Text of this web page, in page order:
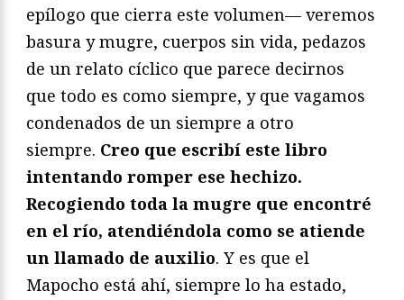
epílogo que cierra este volumen— veremos
basura y mugre, cuerpos sin vida, pedazos
de un relato cíclico que parece decirnos
que todo es como siempre, y que vagamos
condenados de un siempre a otro
siempre. Creo que escribí este libro
intentando romper ese hechizo.
Recogiendo toda la mugre que encontré
en el río, atendiéndola como se atiende
un llamado de auxilio. Y es que el
Mapocho está ahí, siempre lo ha estado,